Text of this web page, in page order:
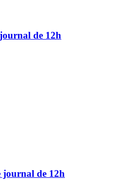
de 12h
de 12h